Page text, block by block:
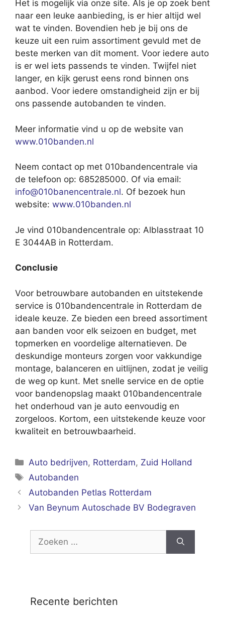
Het is mogelijk via onze site. Als je op zoek bent
naar een leuke aanbieding, is er hier altijd wel
wat te vinden. Bovendien heb je bij ons de
keuze uit een ruim assortiment gevuld met de
beste merken van dit moment. Voor iedere auto
is er wel iets passends te vinden. Twijfel niet
langer, en kijk gerust eens rond binnen ons
aanbod. Voor iedere omstandigheid zijn er bij
ons passende autobanden te vinden.
Meer informatie vind u op de website van
www.010banden.nl
Neem contact op met 010bandencentrale via
de telefoon op: 685285000. Of via email:
info@010banencentrale.nl. Of bezoek hun
website: www.010banden.nl
Je vind 010bandencentrale op: Alblasstraat 10
E 3044AB in Rotterdam.
Conclusie
Voor betrouwbare autobanden en uitstekende
service is 010bandencentrale in Rotterdam de
ideale keuze. Ze bieden een breed assortiment
aan banden voor elk seizoen en budget, met
topmerken en voordelige alternatieven. De
deskundige monteurs zorgen voor vakkundige
montage, balanceren en uitlijnen, zodat je veilig
de weg op kunt. Met snelle service en de optie
voor bandenopslag maakt 010bandencentrale
het onderhoud van je auto eenvoudig en
zorgeloos. Kortom, een uitstekende keuze voor
kwaliteit en betrouwbaarheid.
Categorieën
Auto bedrijven, Rotterdam, Zuid Holland
Tags
Autobanden
Autobanden Petlas Rotterdam
Van Beynum Autoschade BV Bodegraven
naar:
Recente berichten